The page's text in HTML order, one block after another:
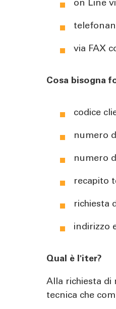
on Line
via FAX
Cosa bisogna
codice
numero
numero
recapito
richiesta
indirizzo
Qual è l'iter?
Alla richiesta di
tecnica che